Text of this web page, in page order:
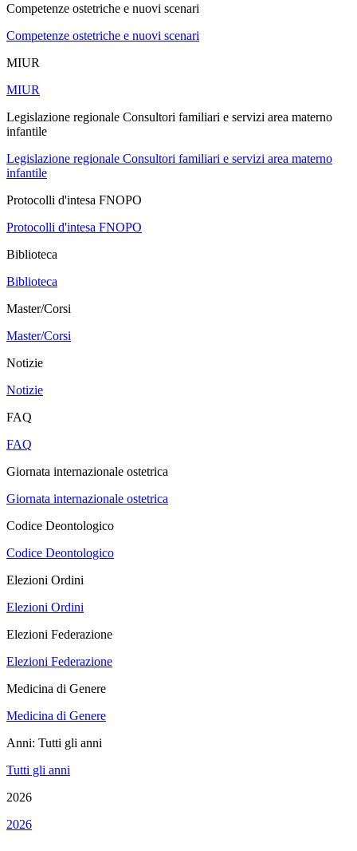
Competenze ostetriche e nuovi scenari
Competenze ostetriche e nuovi scenari
MIUR
MIUR
Legislazione regionale Consultori familiari e servizi area materno
infantile
Legislazione regionale Consultori familiari e servizi area materno
infantile
Protocolli d'intesa FNOPO
Protocolli d'intesa FNOPO
Biblioteca
Biblioteca
Master/Corsi
Master/Corsi
Notizie
Notizie
FAQ
FAQ
Giornata internazionale ostetrica
Giornata internazionale ostetrica
Codice Deontologico
Codice Deontologico
Elezioni Ordini
Elezioni Ordini
Elezioni Federazione
Elezioni Federazione
Medicina di Genere
Medicina di Genere
Anni: Tutti gli anni
Tutti gli anni
2026
2026